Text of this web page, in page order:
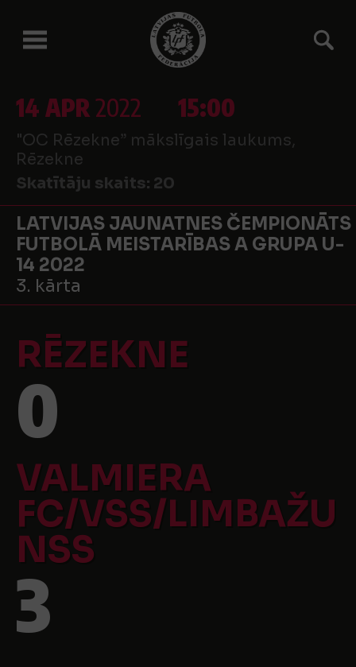
14 APR2022 15:00
"OC Rēzekne” mākslīgais laukums,
Rēzekne
Skatītāju skaits: 20
LATVIJAS JAUNATNES ČEMPIONĀTS
FUTBOLĀ MEISTARĪBAS A GRUPA U-
14 2022
3. kārta
RĒZEKNE
0
VALMIERA
FC/VSS/LIMBAŽU
NSS
3